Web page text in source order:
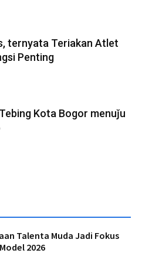
ternyata Teriakan Atlet
Penting
Kota Bogor menuǰu
Talenta Muda Jadi Fokus
2026